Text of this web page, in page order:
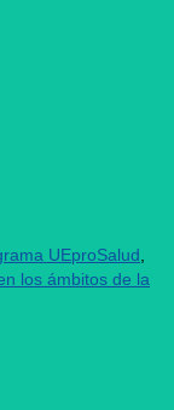
UEproSalud
los ámbitos de la